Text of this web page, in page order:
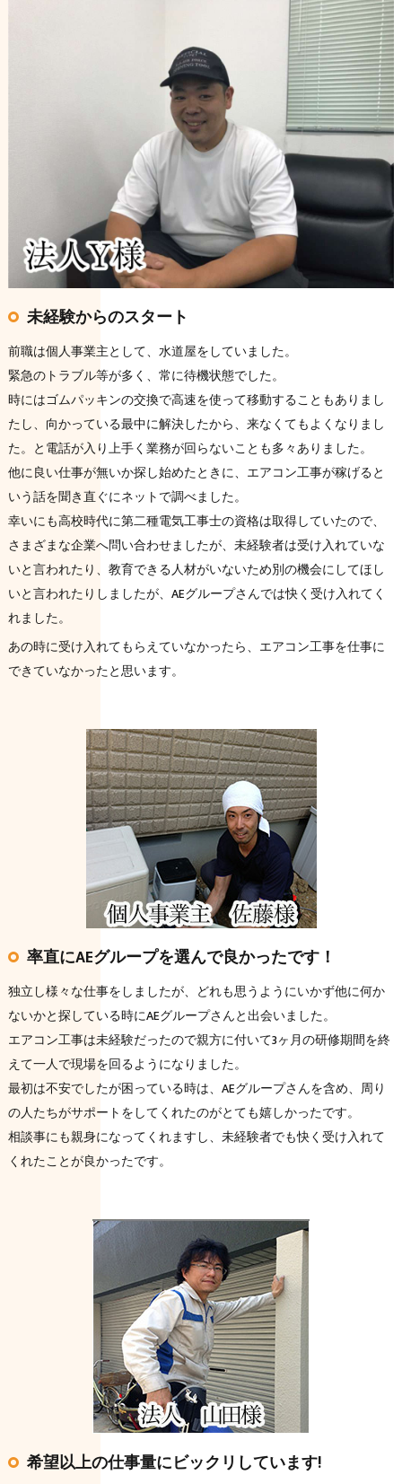
未経験からのスタート
前職は個人事業主として、水道屋をしていました。
緊急のトラブル等が多く、常に待機状態でした。
時にはゴムパッキンの交換で高速を使って移動することもありまし
たし、向かっている最中に解決したから、来なくてもよくなりまし
た。と電話が入り上手く業務が回らないことも多々ありました。
他に良い仕事が無いか探し始めたときに、エアコン工事が稼げると
いう話を聞き直ぐにネットで調べました。
幸いにも高校時代に第二種電気工事士の資格は取得していたので、
さまざまな企業へ問い合わせましたが、未経験者は受け入れていな
いと言われたり、教育できる人材がいないため別の機会にしてほし
いと言われたりしましたが、AEグループさんでは快く受け入れてく
れました。
あの時に受け入れてもらえていなかったら、エアコン工事を仕事に
できていなかったと思います。
率直にAEグループを選んで良かったです！
独立し様々な仕事をしましたが、どれも思うようにいかず他に何か
ないかと探している時にAEグループさんと出会いました。
エアコン工事は未経験だったので親方に付いて3ヶ月の研修期間を終
えて一人で現場を回るようになりました。
最初は不安でしたが困っている時は、AEグループさんを含め、周り
の人たちがサポートをしてくれたのがとても嬉しかったです。
相談事にも親身になってくれますし、未経験者でも快く受け入れて
くれたことが良かったです。
希望以上の仕事量にビックリしています!